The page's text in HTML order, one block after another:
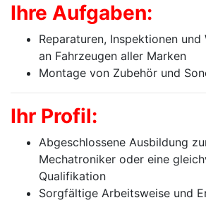
Ihre Aufgaben:
Reparaturen, Inspektionen
an Fahrzeugen aller Marken
Montage von Zubehör und
Ihr Profil:
Abgeschlossene Ausbildung
Mechatroniker oder eine
Qualifikation
Sorgfältige Arbeitsweise und